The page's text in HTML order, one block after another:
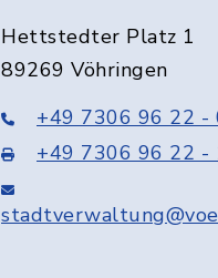
Hettstedter Platz 1
89269 Vöhringen
+49 7306 96 22 -
+49 7306 96 22 -